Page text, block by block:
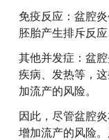
免疫反应：盆腔
胚胎产生排斥反
其他并发症：盆
疾病、发热等，
加流产的风险。
因此，尽管盆腔
增加流产的风险